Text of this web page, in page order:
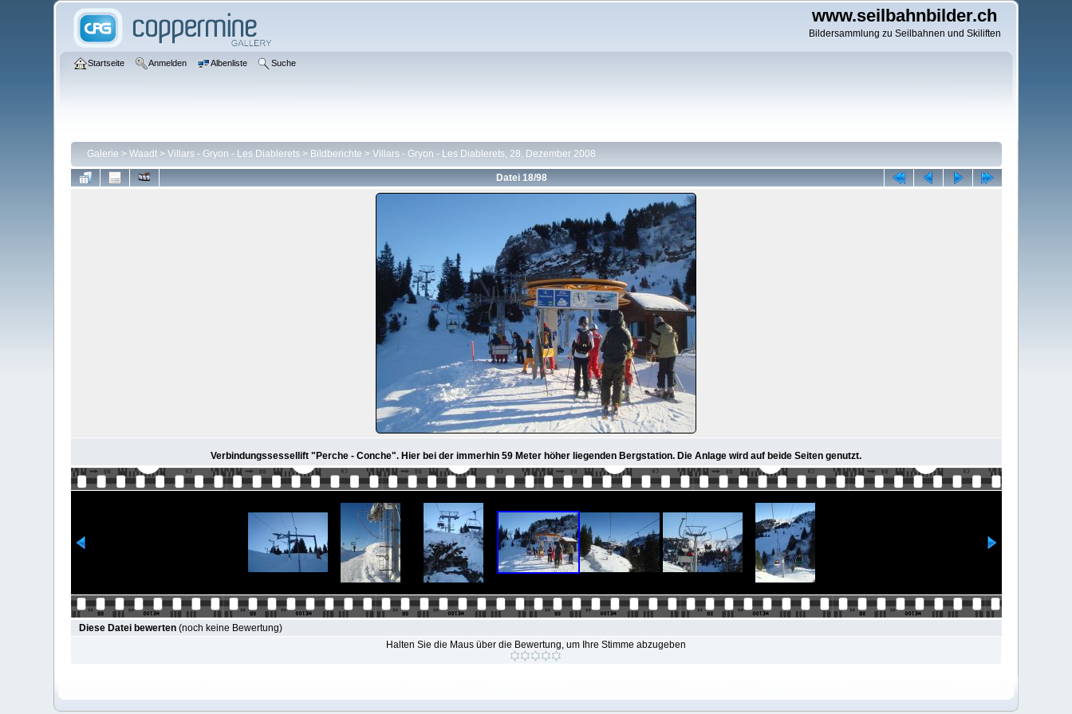
www.seilbahnbilder.ch
Bildersammlung zu Seilbahnen und Skiliften
Startseite Anmelden Albenliste Suche
Galerie > Waadt> Villars - Gryon - Les Diablerets> Bildberichte > Villars - Gryon - Les Diablerets, 28. Dezember 2008
Datei 18/98
Verbindungssessellift "Perche - Conche". Hier bei der immerhin 59 Meter höher liegenden Bergstation. Die Anlage wird auf beide Seiten genutzt.
Diese Datei bewerten(noch keine Bewertung)
Halten Sie die Maus über die Bewertung, um Ihre Stimme abzugeben